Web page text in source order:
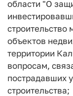
области "О
объектов
территории
вопросам,
пострадавших
строительства;